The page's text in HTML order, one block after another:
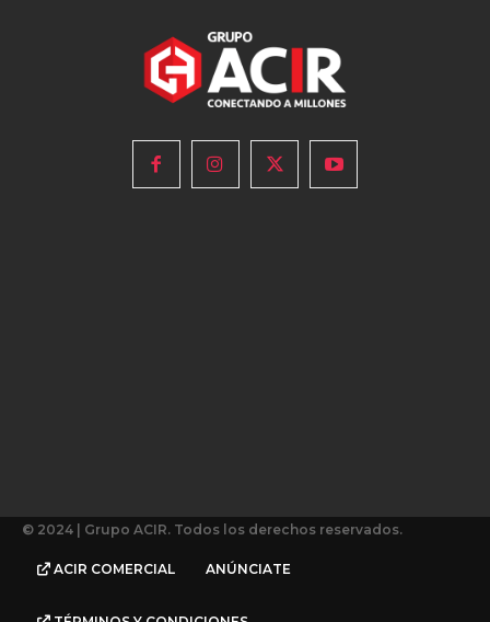
© 2024 | Grupo ACIR. Todos los derechos reservados.
ACIR COMERCIAL ANÚNCIATE